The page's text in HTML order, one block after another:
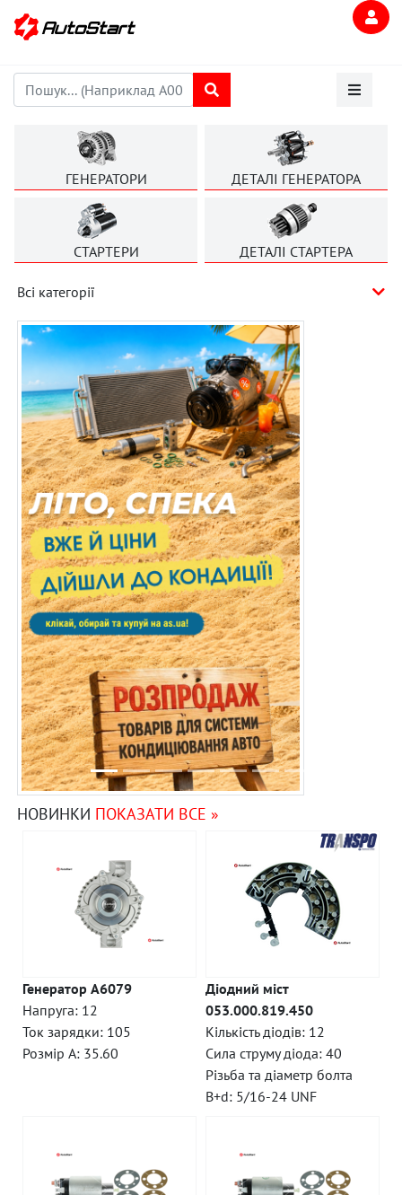
ГЕНЕРАТОРИ ДЕТАЛІ ГЕНЕРАТОРА
СТАРТЕРИ ДЕТАЛІ СТАРТЕРА
Всі категорії
НОВИНКИ ПОКАЗАТИ ВСЕ »
Генератор A6079
Напруга: 12
Ток зарядки: 105
Розмір A: 35.60
Діодний міст
053.000.819.450
Кількість діодів: 12
Сила струму діода: 40
Різьба та діаметр болта
B+d: 5/16-24 UNF